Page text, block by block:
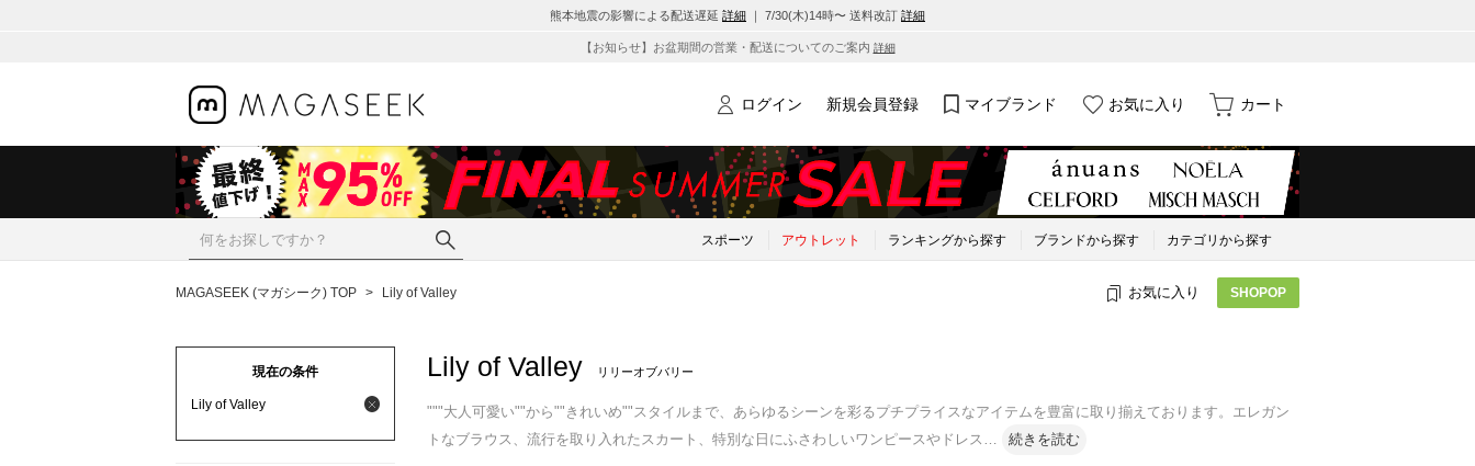
熊本地震の影響による配送遅延 詳細 ｜ 7/30(木)14時〜 送料改訂 詳細
【お知らせ】お盆期間の営業・配送についてのご案内 詳細
ログイン 新規会員登録 マイブランド お気に入り カート
スポーツ アウトレット ランキングから探す ブランドから探す カテゴリから探す
MAGASEEK (マガシーク) TOP > Lily of Valley お気に入り SHOPOP
現在の条件
Lily of Valley
Lily of Valley リリーオブバリー
"""大人可愛い""から""きれいめ""スタイルまで、あらゆるシーンを彩るプチプライスなアイテムを豊富に取り揃えております。エレガン
トなブラウス、流行を取り入れたスカート、特別な日にふさわしいワンピースやドレス
続きを読む